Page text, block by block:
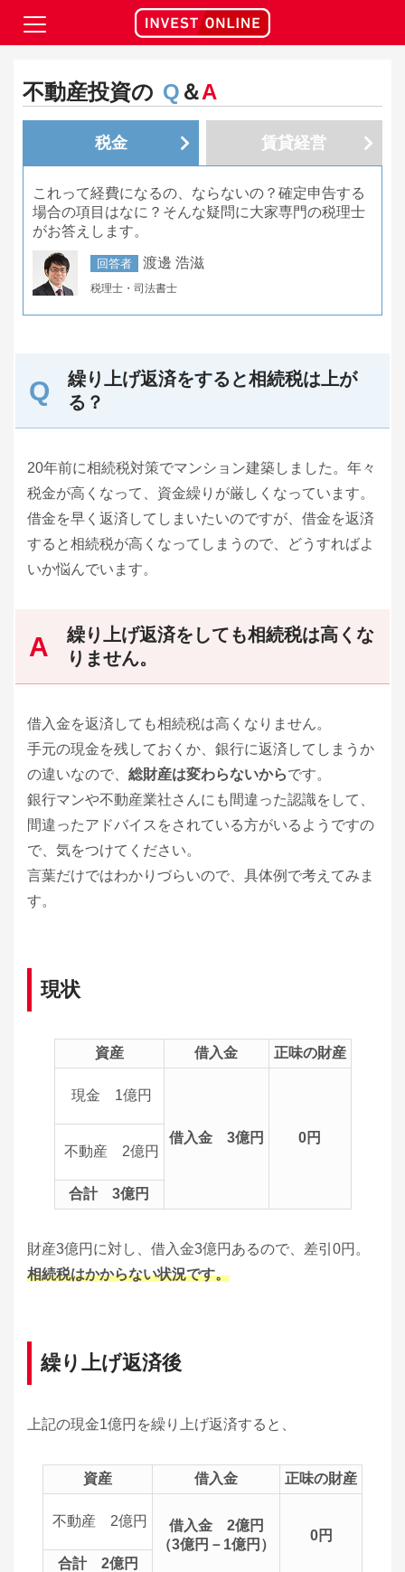
不動産投資の Q ＆A
税金 賃貸経営
これって経費になるの、ならないの？確定申告する
場合の項目はなに？そんな疑問に大家専門の税理士
がお答えします。
回答者 渡邊 浩滋
税理士・司法書士
繰り上げ返済をすると相続税は上が
る？
20年前に相続税対策でマンション建築しました。年々
税金が高くなって、資金繰りが厳しくなっています。
借金を早く返済してしまいたいのですが、借金を返済
すると相続税が高くなってしまうので、どうすればよ
いか悩んでいます。
繰り上げ返済をしても相続税は高くな
りません。
借入金を返済しても相続税は高くなりません。
手元の現金を残しておくか、銀行に返済してしまうか
の違いなので、 総財産は変わらないからです。
銀行マンや不動産業社さんにも間違った認識をして、
間違ったアドバイスをされている方がいるようですの
で、気をつけてください。
言葉だけではわかりづらいので、具体例で考えてみま
す。
現状
資産 借入金 正味の財産
現金 1億円
借入金 3億円
0円
不動産 2億円
合計 3億円
財産3億円に対し、借入金3億円あるので、差引0円。
相続税はかからない状況です。
繰り上げ返済後
上記の現金1億円を繰り上げ返済すると、
資産 借入金 正味の財産
不動産 2億円
借入金 2億円
（3億円－1億円）
0円
合計 2億円